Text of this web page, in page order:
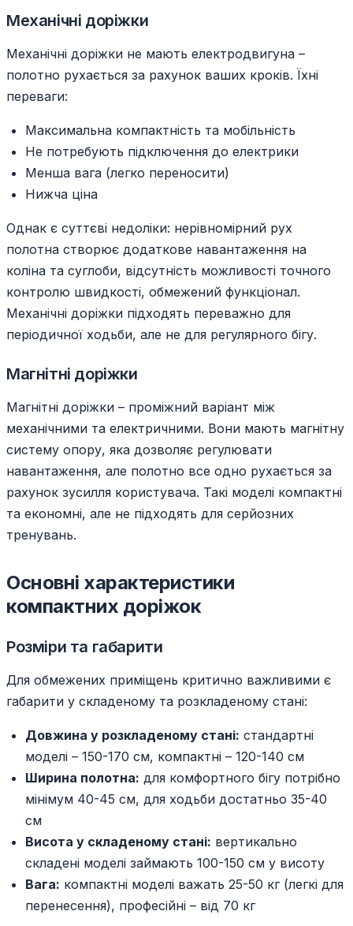
Механічні доріжки
Механічні доріжки не мають електродвигуна –
полотно рухається за рахунок ваших кроків. Їхні
переваги:
Максимальна компактність та мобільність
Не потребують підключення до електрики
Менша вага (легко переносити)
Нижча ціна
Однак є суттєві недоліки: нерівномірний рух
полотна створює додаткове навантаження на
коліна та суглоби, відсутність можливості точного
контролю швидкості, обмежений функціонал.
Механічні доріжки підходять переважно для
періодичної ходьби, але не для регулярного бігу.
Магнітні доріжки
Магнітні доріжки – проміжний варіант між
механічними та електричними. Вони мають магнітну
систему опору, яка дозволяє регулювати
навантаження, але полотно все одно рухається за
рахунок зусилля користувача. Такі моделі компактні
та економні, але не підходять для серйозних
тренувань.
Основні характеристики
компактних доріжок
Розміри та габарити
Для обмежених приміщень критично важливими є
габарити у складеному та розкладеному стані:
Довжина у розкладеному стані: стандартні
моделі – 150-170 см, компактні – 120-140 см
Ширина полотна: для комфортного бігу потрібно
мінімум 40-45 см, для ходьби достатньо 35-40
см
Висота у складеному стані: вертикально
складені моделі займають 100-150 см у висоту
Вага: компактні моделі важать 25-50 кг (легкі для
перенесення), професійні – від 70 кг